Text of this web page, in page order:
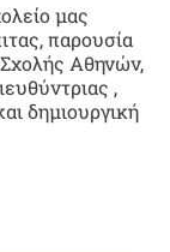
μας
παρουσία
Αθηνών,
,
δημιουργική